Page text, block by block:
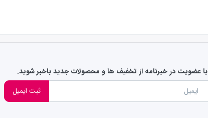
با عضویت در خبرنامه از تخفیف ها و محصولات جدید باخبر شوید.
ثبت ایمیل